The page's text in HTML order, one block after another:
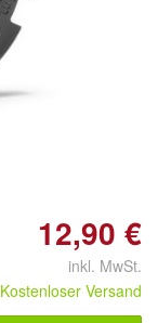
12,90 €
inkl. MwSt.
Kostenloser Versand